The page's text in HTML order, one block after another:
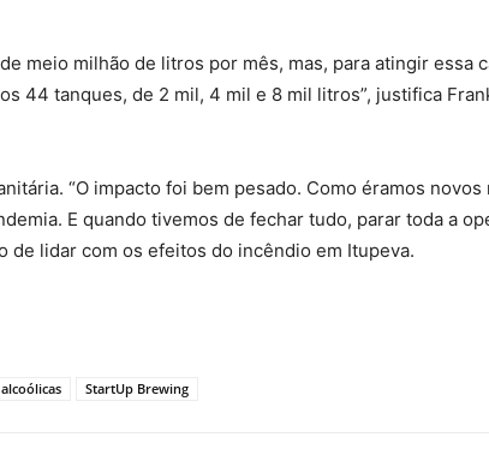
meio milhão de litros por mês, mas, para atingir essa
44 tanques, de 2 mil, 4 mil e 8 mil litros”, justifica
“O impacto foi bem pesado. Como éramos novos
E quando tivemos de fechar tudo, parar toda a
de lidar com os efeitos do incêndio em Itupeva.
StartUp Brewing